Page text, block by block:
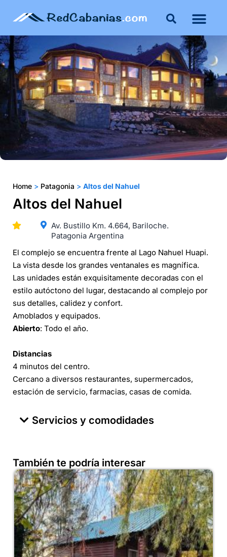
Home > Patagonia > Altos del Nahuel
Altos del Nahuel
Av. Bustillo Km. 4.664, Bariloche.
Patagonia Argentina
El complejo se encuentra frente al Lago Nahuel Huapi.
La vista desde los grandes ventanales es magnífica.
Las unidades están exquisitamente decoradas con el
estilo autóctono del lugar, destacando al complejo por
sus detalles, calidez y confort.
Amoblados y equipados.
Abierto: Todo el año.
Distancias
4 minutos del centro.
Cercano a diversos restaurantes, supermercados,
estación de servicio, farmacias, casas de comida.
Servicios y comodidades
También te podría interesar